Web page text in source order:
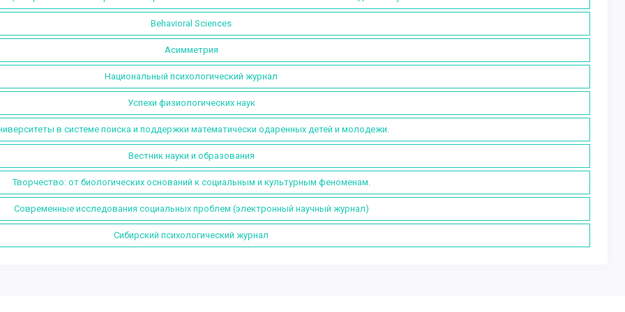
Behavioral Sciences
Асимметрия
Национальный психологический журнал
Успехи физиологических наук
в системе поиска и поддержки математически одаренных детей и молодежи.
Вестник науки и образования
Творчество: от биологических оснований к социальным и культурным феноменам.
Современные исследования социальных проблем (электронный научный журнал)
Сибирский психологический журнал